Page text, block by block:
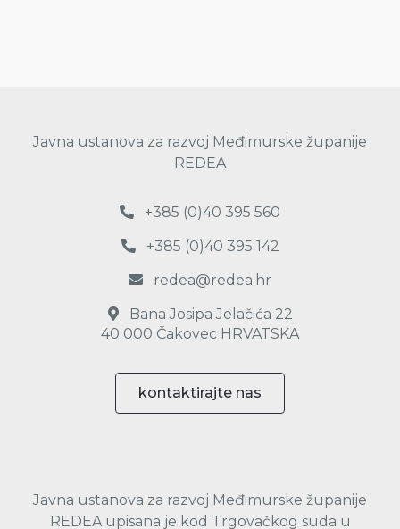
Javna ustanova za razvoj Međimurske županije
REDEA
+385 (0)40 395 560
+385 (0)40 395 142
redea@redea.hr
Bana Josipa Jelačića 22
40 000 Čakovec HRVATSKA
kontaktirajte nas
Javna ustanova za razvoj Međimurske županije
REDEA upisana je kod Trgovačkog suda u